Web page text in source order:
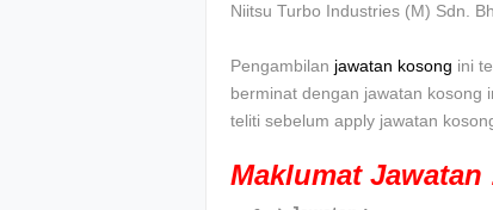
Niitsu Turbo Industries (M) Sdn.
Pengambilan jawatan kosong ini
berminat dengan jawatan kosong
teliti sebelum apply jawatan
Maklumat Jawatan